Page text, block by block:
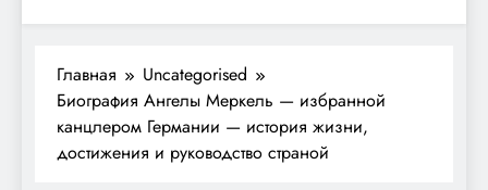
Главная
Uncategorised
Биография Ангелы Меркель — избранной
канцлером Германии — история жизни,
достижения и руководство страной